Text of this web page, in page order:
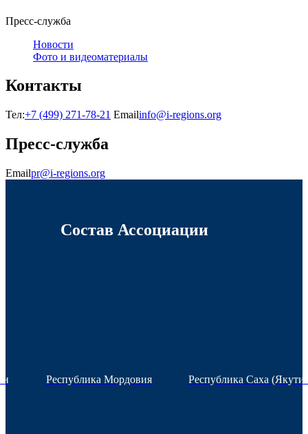
Пресс-служба
Новости
Фото и видеоматериалы
Контакты
Тел:+7 (499) 271-78-21 Emailinfo@i-regions.org
Пресс-служба
Emailpr@i-regions.org
Состав Ассоциации
Республика Мордовия Республика Саха